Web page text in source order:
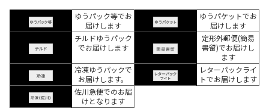
ゆうパック等でお
届けします
ゆうパケットでお
届けします
チルドゆうパック
でお届けします
定形外郵便(簡易
書留)でお届けし
ます
冷凍ゆうパックで
お届けします。
レターパックライ
トでお届けします
佐川急便でのお届
けとなります